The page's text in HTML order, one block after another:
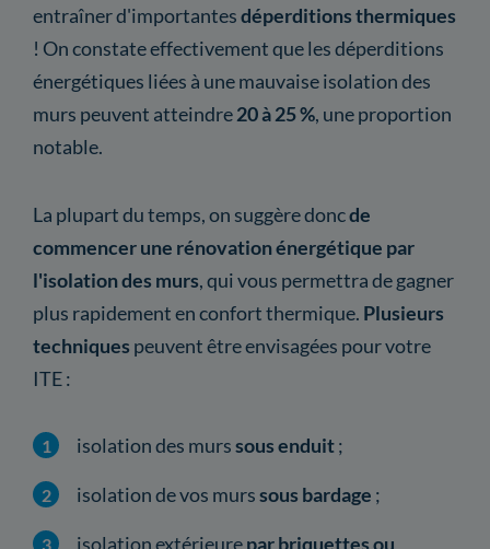
entraîner d'importantesdéperditions thermiques
! On constate effectivement que les déperditions
énergétiques liées à une mauvaise isolation des
murs peuvent atteindre20 à 25 %, une proportion
notable.
La plupart du temps, on suggère doncde
commencer une rénovation énergétique par
l'isolation des murs, qui vous permettra de gagner
plus rapidement en confort thermique. Plusieurs
techniques peuvent être envisagées pour votre
ITE :
isolation des murssous enduit;
isolation de vos murssous bardage ;
isolation extérieurepar briquettes ou